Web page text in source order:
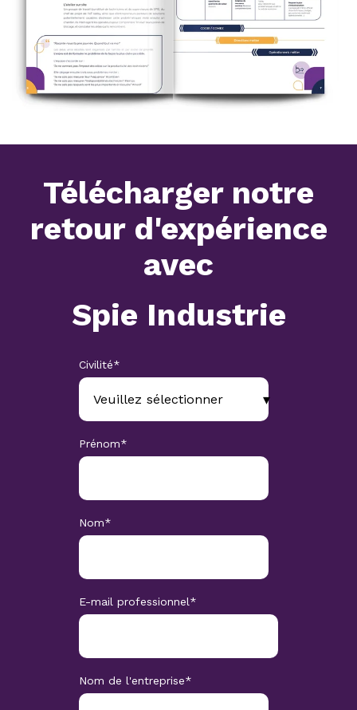
Télécharger notre
retour d'expérience
avec
Spie Industrie
Civilité*
Prénom*
Nom*
E-mail professionnel*
Nom de l'entreprise*